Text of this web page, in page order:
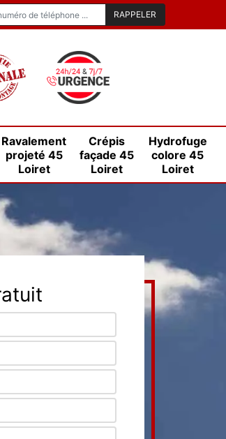
Ravalement
projeté 45
Loiret
Crépis
façade 45
Loiret
Hydrofuge
colore 45
Loiret